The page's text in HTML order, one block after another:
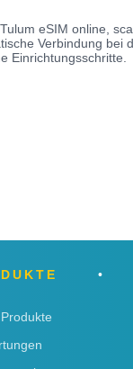
eSIM online,
Verbindung bei
Einrichtungsschritte.